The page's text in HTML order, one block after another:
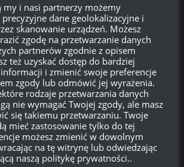
wtorku do środy.. szkoda że nie ma
teraz tylko liczyć na to że
szczęście do losowania drużyn
Reply toXd 10:43, 7 maja 2018 10:43
asortyment sklepu premium by takowe
my i nasi partnerzy możemy
dane geolokalizacyjne i
skanowanie urządzeń. Możesz
zgodę na przetwarzanie danych
partnerów zgodnie z opisem
też uzyskać dostęp do bardziej
informacji i zmienić swoje preferencje
zgody lub odmówić jej wyrażenia.
rodzaje przetwarzania danych
nie wymagać Twojej zgody, ale masz
się takiemu przetwarzaniu. Twoje
mieć zastosowanie tylko do tej
możesz zmienić w dowolnym
na tę witrynę lub odwiedzając
naszą politykę prywatności..